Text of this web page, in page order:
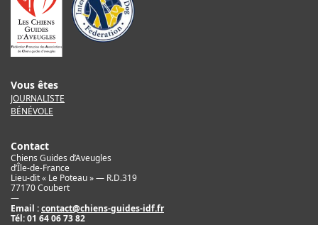
Vous êtes
JOURNALISTE
BÉNÉVOLE
Contact
Chiens Guides d’Aveugles
d’Île-de-France
Lieu-dit « Le Poteau » — R.D.319
77170 Coubert
—
Email :contact@chiens-guides-idf.fr
Tél:01 64 06 73 82